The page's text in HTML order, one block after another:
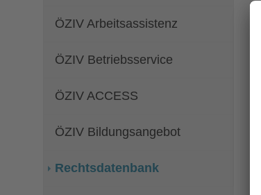
ÖZIV Arbeitsassistenz
ÖZIV Betriebsservice
ÖZIV ACCESS
ÖZIV Bildungsangebot
Rechtsdatenbank